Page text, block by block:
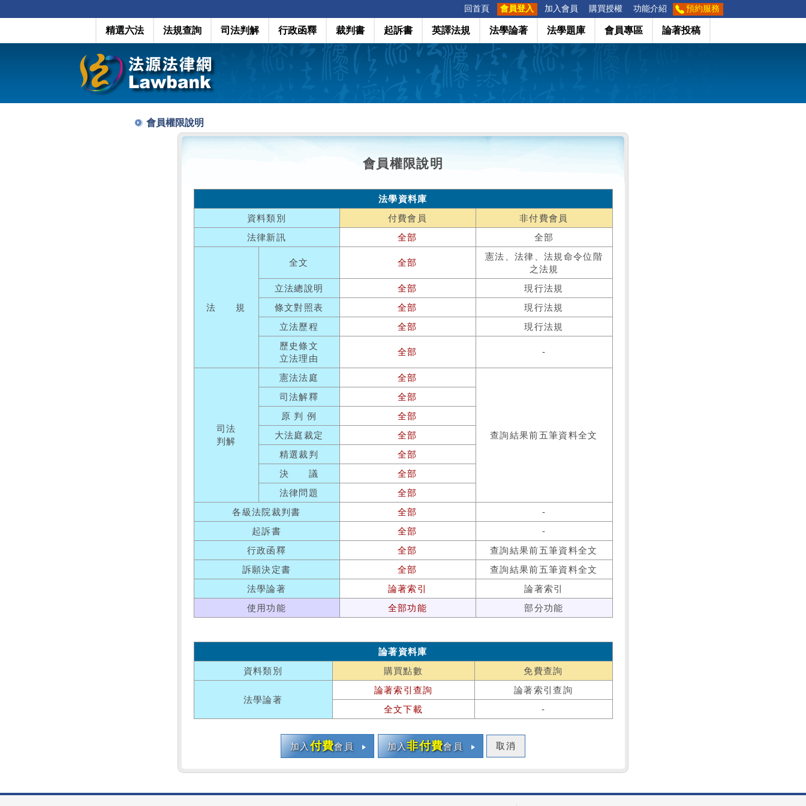
回首頁 會員登入 加入會員 購買授權 功能介紹 預約服務
精選六法 法規查詢 司法判解 行政函釋 裁判書 起訴書 英譯法規 法學論著 法學題庫 會員專區 論著投稿
會員權限說明
會員權限說明
法學資料庫
資料類別
付費會員
非付費會員
法律新訊
全部 全部
法 規
全文 全部
憲法、法律、法規命令位階
之法規
立法總說明
全部
現行法規
條文對照表
全部
現行法規
立法歷程
全部
現行法規
歷史條文
立法理由
全部 -
司法
判解
憲法法庭 全部
查詢結果前五筆資料全文
司法解釋
全部
原 判 例
全部
大法庭裁定
全部
精選裁判
全部
決 議
全部
法律問題
全部
各級法院裁判書
全部
-
起訴書
全部
-
行政函釋
全部
查詢結果前五筆資料全文
訴願決定書
全部
查詢結果前五筆資料全文
法學論著
論著索引
論著索引
使用功能
全部功能 部分功能
論著資料庫
資料類別
購買點數 免費查詢
法學論著
論著索引查詢
論著索引查詢
全文下載
-
加入付費會員 加入非付費會員 取消